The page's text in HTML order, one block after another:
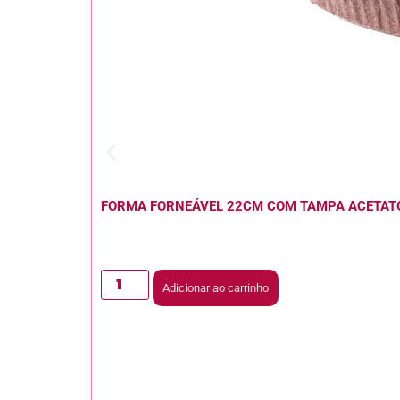
FORMA FORNEÁVEL 22CM COM TAMPA
Adicionar ao carrinho